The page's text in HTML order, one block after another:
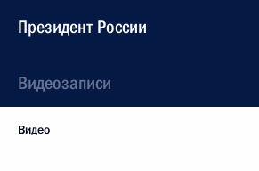
Президент России
Видеозаписи
Видео